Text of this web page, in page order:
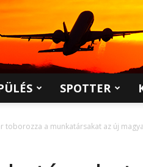
SPOTTER
toborozza a munkatársakat az új